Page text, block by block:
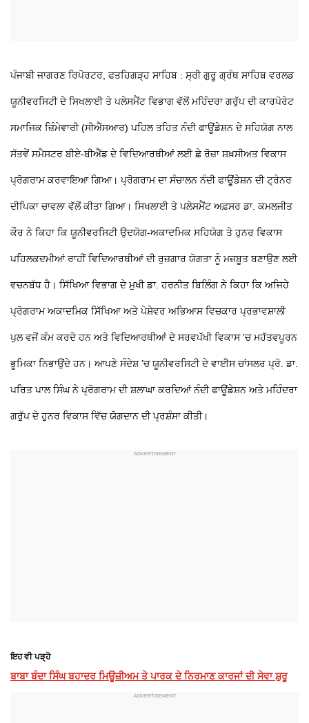
ਪੰਜਾਬੀ ਜਾਗਰਣ ਰਿਪੋਰਟਰ, ਫਤਹਿਗੜ੍ਹ ਸਾਹਿਬ : ਸ੍ਰੀ ਗੁਰੂ ਗ੍ਰੰਥ ਸਾਹਿਬ ਵਰਲਡ
ਯੂਨੀਵਰਸਿਟੀ ਦੇ ਸਿਖਲਾਈ ਤੇ ਪਲੇਸਮੈਂਟ ਵਿਭਾਗ ਵੱਲੋਂ ਮਹਿੰਦਰਾ ਗਰੁੱਪ ਦੀ ਕਾਰਪੋਰੇਟ
ਸਮਾਜਿਕ ਜ਼ਿੰਮੇਵਾਰੀ (ਸੀਐੱਸਆਰ) ਪਹਿਲ ਤਹਿਤ ਨੰਦੀ ਫਾਊਂਡੇਸ਼ਨ ਦੇ ਸਹਿਯੋਗ ਨਾਲ
ਸੱਤਵੇਂ ਸਮੈਸਟਰ ਬੀਏ-ਬੀਐੱਡ ਦੇ ਵਿਦਿਆਰਥੀਆਂ ਲਈ ਛੇ ਰੋਜ਼ਾ ਸ਼ਖ਼ਸੀਅਤ ਵਿਕਾਸ
ਪ੍ਰੋਗਰਾਮ ਕਰਵਾਇਆ ਗਿਆ। ਪ੍ਰੋਗਰਾਮ ਦਾ ਸੰਚਾਲਨ ਨੰਦੀ ਫਾਊਂਡੇਸ਼ਨ ਦੀ ਟ੍ਰੇਨਰ
ਦੀਪਿਕਾ ਚਾਵਲਾ ਵੱਲੋਂ ਕੀਤਾ ਗਿਆ। ਸਿਖਲਾਈ ਤੇ ਪਲੇਸਮੈਂਟ ਅਫ਼ਸਰ ਡਾ. ਕਮਲਜੀਤ
ਕੌਰ ਨੇ ਕਿਹਾ ਕਿ ਯੂਨੀਵਰਸਿਟੀ ਉਦਯੋਗ-ਅਕਾਦਮਿਕ ਸਹਿਯੋਗ ਤੇ ਹੁਨਰ ਵਿਕਾਸ
ਪਹਿਲਕਦਮੀਆਂ ਰਾਹੀਂ ਵਿਦਿਆਰਥੀਆਂ ਦੀ ਰੁਜ਼ਗਾਰ ਯੋਗਤਾ ਨੂੰ ਮਜ਼ਬੂਤ ਬਣਾਉਣ ਲਈ
ਵਚਨਬੱਧ ਹੈ। ਸਿੱਖਿਆ ਵਿਭਾਗ ਦੇ ਮੁਖੀ ਡਾ. ਹਰਨੀਤ ਬਿਲਿੰਗ ਨੇ ਕਿਹਾ ਕਿ ਅਜਿਹੇ
ਪ੍ਰੋਗਰਾਮ ਅਕਾਦਮਿਕ ਸਿੱਖਿਆ ਅਤੇ ਪੇਸ਼ੇਵਰ ਅਭਿਆਸ ਵਿਚਕਾਰ ਪ੍ਰਭਾਵਸ਼ਾਲੀ
ਪੁਲ ਵਜੋਂ ਕੰਮ ਕਰਦੇ ਹਨ ਅਤੇ ਵਿਦਿਆਰਥੀਆਂ ਦੇ ਸਰਵਪੱਖੀ ਵਿਕਾਸ ’ਚ ਮਹੱਤਵਪੂਰਨ
ਭੂਮਿਕਾ ਨਿਭਾਉਂਦੇ ਹਨ। ਆਪਣੇ ਸੰਦੇਸ਼ ’ਚ ਯੂਨੀਵਰਸਿਟੀ ਦੇ ਵਾਈਸ ਚਾਂਸਲਰ ਪ੍ਰੋ. ਡਾ.
ਪਰਿਤ ਪਾਲ ਸਿੰਘ ਨੇ ਪ੍ਰੋਗਰਾਮ ਦੀ ਸ਼ਲਾਘਾ ਕਰਦਿਆਂ ਨੰਦੀ ਫਾਊਂਡੇਸ਼ਨ ਅਤੇ ਮਹਿੰਦਰਾ
ਗਰੁੱਪ ਦੇ ਹੁਨਰ ਵਿਕਾਸ ਵਿੱਚ ਯੋਗਦਾਨ ਦੀ ਪ੍ਰਸ਼ੰਸਾ ਕੀਤੀ।
ਇਹ ਵੀ ਪੜ੍ਹੋ
ਬਾਬਾ ਬੰਦਾ ਸਿੰਘ ਬਹਾਦਰ ਮਿਊਜ਼ੀਅਮ ਤੇ ਪਾਰਕ ਦੇ ਨਿਰਮਾਣ ਕਾਰਜਾਂ ਦੀ ਸੇਵਾ ਸ਼ੁਰੂ